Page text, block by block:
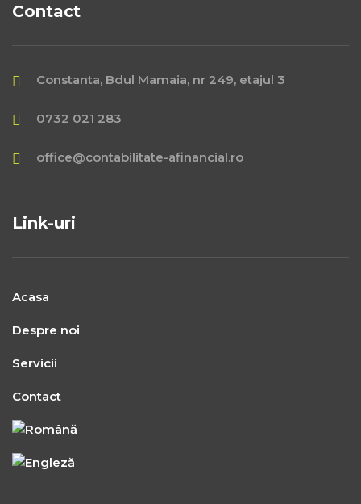
Contact
Constanta, Bdul Mamaia, nr 249, etajul 3
0732 021 283
office@contabilitate-afinancial.ro
Link-uri
Acasa
Despre noi
Servicii
Contact